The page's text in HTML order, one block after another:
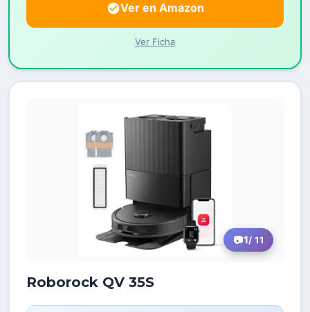
Ver en Amazon
Ver Ficha
1/ 11
Roborock QV 35S